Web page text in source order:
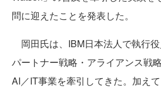
問に迎えたことを発表した。
岡田氏は、IBM日本法人で執行
パートナー戦略・アライアンス戦
AI／IT事業を牽引してきた。加え